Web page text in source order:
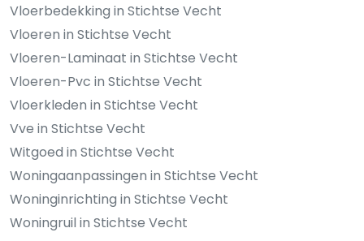
Vloerbedekking in Stichtse Vecht
Vloeren in Stichtse Vecht
Vloeren-Laminaat in Stichtse Vecht
Vloeren-Pvc in Stichtse Vecht
Vloerkleden in Stichtse Vecht
Vve in Stichtse Vecht
Witgoed in Stichtse Vecht
Woningaanpassingen in Stichtse Vecht
Woninginrichting in Stichtse Vecht
Woningruil in Stichtse Vecht